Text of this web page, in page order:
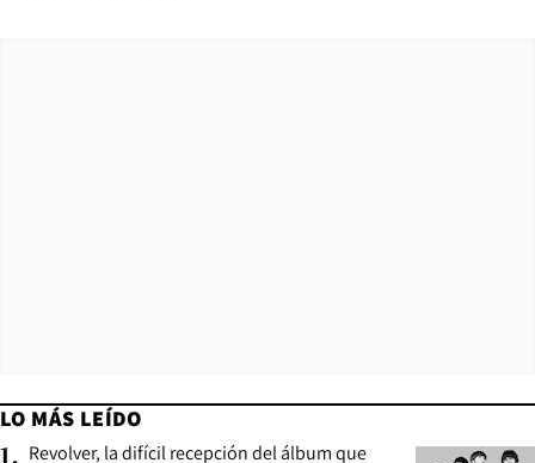
LO MÁS LEÍDO
Revolver, la difícil recepción del álbum que